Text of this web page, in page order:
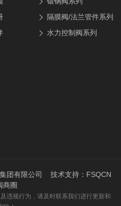
隔膜阀/法兰管件系列
水力控制阀系列
团有限公司 技术支持： FSQCN
商圈
违规行为，请及时联系我们进行更新和